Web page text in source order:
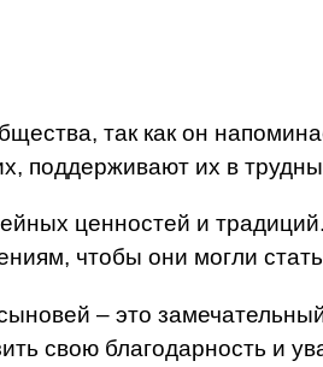
так как он
поддерживают их в
ценностей и
чтобы они могли
– это
свою благодарность и